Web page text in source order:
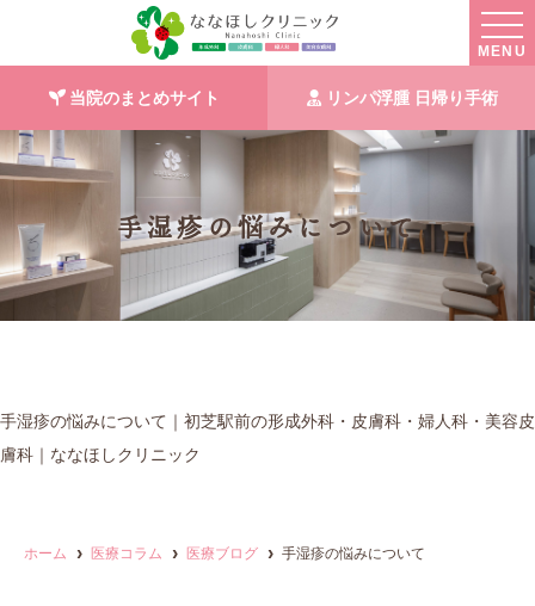
MENU
当院のまとめサイト リンパ浮腫 日帰り手術
手湿疹の悩みについて
手湿疹の悩みについて｜初芝駅前の形成外科・皮膚科・婦人科・美容皮
膚科｜ななほしクリニック
ホーム 医療コラム 医療ブログ 手湿疹の悩みについて